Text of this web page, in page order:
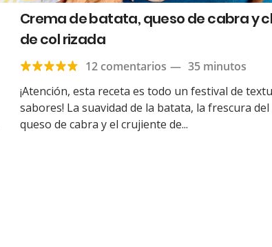
Crema de batata, queso de cabra y
de col rizada
12 comentarios — 35 minutos
¡Atención, esta receta es todo un festival de
sabores! La suavidad de la batata, la frescura del
queso de cabra y el crujiente de...